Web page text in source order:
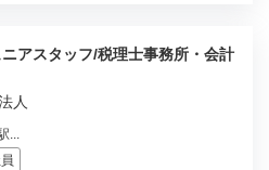
アスタッフ/税理士事務所・会計
人
...